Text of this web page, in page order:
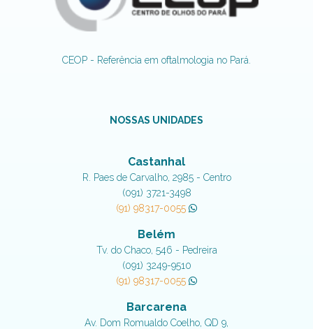
CEOP - Referência em oftalmologia no Pará.
NOSSAS UNIDADES
Castanhal
R. Paes de Carvalho, 2985 - Centro
(091) 3721-3498
(91) 98317-0055
Belém
Tv. do Chaco, 546 - Pedreira
(091) 3249-9510
(91) 98317-0055
Barcarena
Av. Dom Romualdo Coelho, QD 9,